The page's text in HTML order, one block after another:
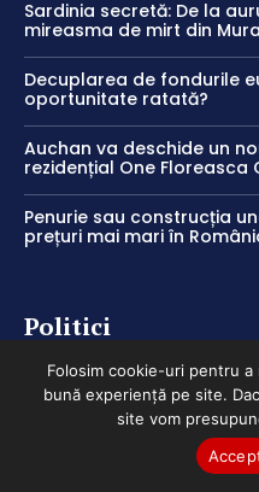
Sardinia secretă: De la
mireasma de mirt din
Decuplarea de fondurile
oportunitate ratată?
Auchan va deschide un
rezidențial One Floreasca
Penurie sau construcția
prețuri mai mari în
Politici
Politica de cookies
Politica de
Folosim cookie-uri pentru a
bună experiență pe site.
site vom